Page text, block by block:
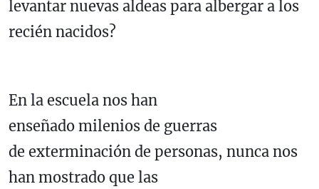
levantar nuevas aldeas para albergar a los
recién nacidos?
En la escuela nos han
enseñado milenios de guerras
de exterminación de personas, nunca nos
han mostrado que las